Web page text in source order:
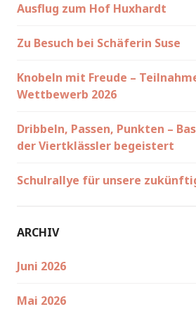
Ausflug zum Hof Huxhardt
Zu Besuch bei Schäferin Suse
Knobeln mit Freude –
Wettbewerb 2026
Dribbeln, Passen, Punkten –
der Viertklässler begeistert
Schulrallye für unsere
ARCHIV
Juni 2026
Mai 2026